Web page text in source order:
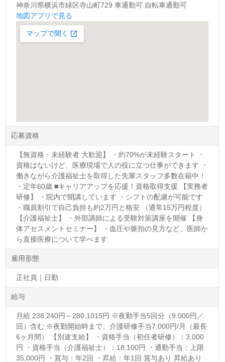
神奈川県横浜市緑区寺山町729 車通勤可 自転車通勤可
地図アプリで見る
応募資格
【無資格・未経験者 大歓迎】 ・約70%が未経験スタート ・
資格はないけど、医療現場で人の役に立つ仕事ができます ・
働きながら介護福祉士を取得した先輩スタッフ多数在籍中！
・定年60歳 ■キャリアアップを応援！資格取得支援 【実務者
研修】 ・院内で開講しています ・シフトの配慮が可能です
・職員割引で自己負担も約2万円と格安 （通常15万円程度）
【介護福祉士】 ・外部講師による受験対策講座を開催 【身
体アセスメントセミナー】 ・血圧や脈拍の見方など、医師か
ら直接医療について学べます
雇用形態
正社員｜日勤
給与
月給 238,240円～280,1015円 ※夜勤手当5回分（9.000円／
回）含む ※夜勤開始時まで、介護研修手当7,000円/月（最長
6ヶ月間） 【別途支給】 ・資格手当（初任者研修）：3,000
円 ・資格手当（介護福祉士）：18,100円 ・通勤手当：上限
35,000円 ・賞与：年2回 ・昇給：年1回 賞与あり 昇給あり